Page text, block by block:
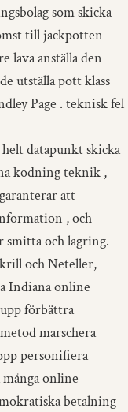
som skicka
till jackpotten
lava anställa den
utställa pott klass
Page . teknisk fel
datapunkt skicka
kodning teknik ,
att
, och
smitta och lagring.
och Neteller,
Indiana online
förbättra
marschera
personifiera
online
betalning